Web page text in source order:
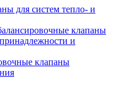
для систем тепло- и
клапаны
и
клапаны